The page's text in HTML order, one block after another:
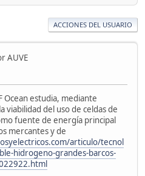
ACCIONES DEL USUARIO
AUVE
Ocean estudia, mediante
viabilidad del uso de celdas de
fuente de energía principal
mercantes y de
articulo/tecnol
hidrogeno-grandes-barcos-